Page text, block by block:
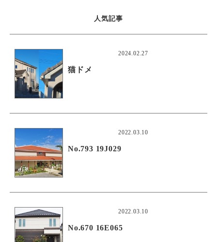
人気記事
2024.02.27
猫ドメ
2022.03.10
No.793 19J029
2022.03.10
No.670 16E065